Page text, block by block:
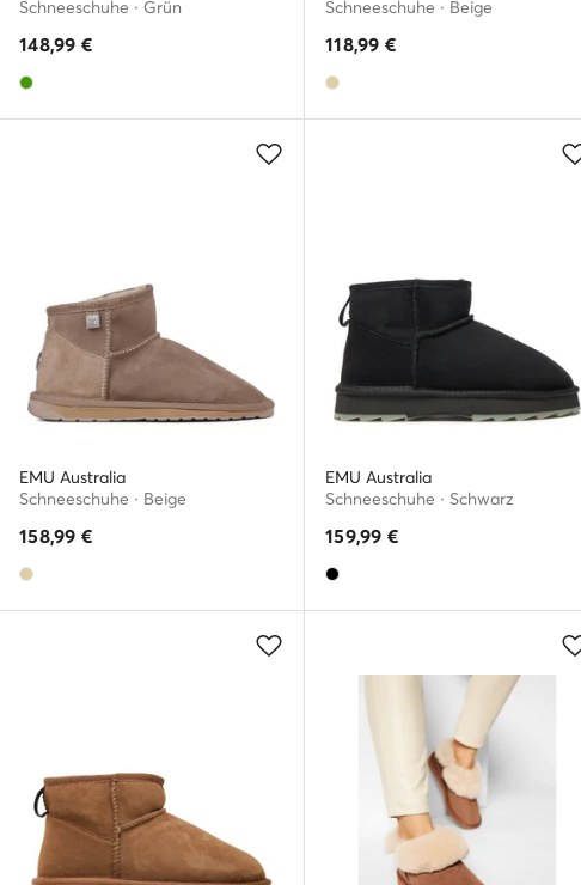
Schneeschuhe · Grün
148,99 €
Schneeschuhe · Beige
118,99 €
EMU Australia
Schneeschuhe · Beige
158,99 €
EMU Australia
Schneeschuhe · Schwarz
159,99 €